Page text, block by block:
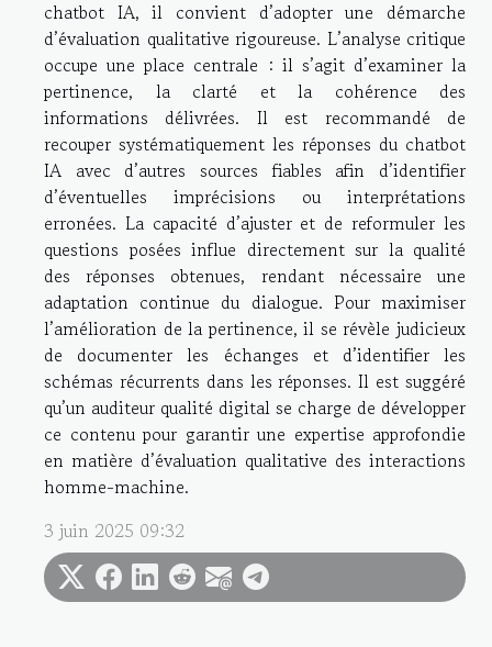
chatbot IA, il convient d’adopter une démarche
d’évaluation qualitative rigoureuse. L’analyse critique
occupe une place centrale : il s’agit d’examiner la
pertinence, la clarté et la cohérence des
informations délivrées. Il est recommandé de
recouper systématiquement les réponses du chatbot
IA avec d’autres sources fiables afin d’identifier
d’éventuelles imprécisions ou interprétations
erronées. La capacité d’ajuster et de reformuler les
questions posées influe directement sur la qualité
des réponses obtenues, rendant nécessaire une
adaptation continue du dialogue. Pour maximiser
l’amélioration de la pertinence, il se révèle judicieux
de documenter les échanges et d’identifier les
schémas récurrents dans les réponses. Il est suggéré
qu’un auditeur qualité digital se charge de développer
ce contenu pour garantir une expertise approfondie
en matière d’évaluation qualitative des interactions
homme-machine.
3 juin 2025 09:32